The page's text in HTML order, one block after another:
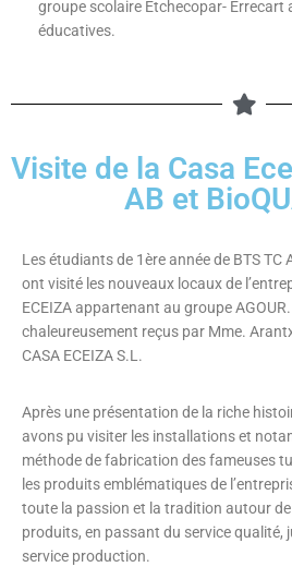
groupe scolaire Etchecopar- Errecart
éducatives.
Visite de la Casa
AB et
Les étudiants de 1ère année de BTS TC
ont visité les nouveaux locaux de
ECEIZA appartenant au groupe
chaleureusement reçus par Mme.
CASA ECEIZA S.L.
Après une présentation de la riche
avons pu visiter les installations et
méthode de fabrication des fameuses
les produits emblématiques de
toute la passion et la tradition autour
produits, en passant du service qualité,
service production.